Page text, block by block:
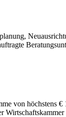
von höchstens
Wirtschaftskammer